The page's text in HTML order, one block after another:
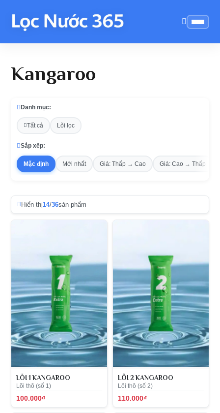
Kangaroo
Danh mục:
Tất cả Lõi lọc
Sắp xếp:
Mặc định Mới nhất Giá: Thấp → Cao Giá: Cao → Thấp
Hiển thị14/36sản phẩm
LÕI 1 KANGAROO
Lõi thô (số 1)
100.000₫
LÕI 2 KANGAROO
Lõi thô (số 2)
110.000₫